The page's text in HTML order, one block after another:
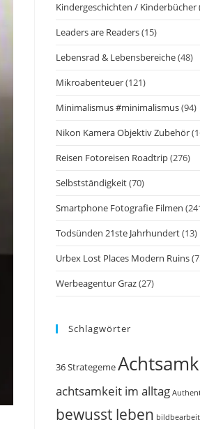
Kindergeschichten / Kinderbücher
Leaders are Readers(15)
Lebensrad & Lebensbereiche(48)
Mikroabenteuer(121)
Minimalismus #minimalismus(94)
Nikon Kamera Objektiv Zubehör
Reisen Fotoreisen Roadtrip(276)
Selbstständigkeit(70)
Smartphone Fotografie Filmen
Todsünden 21ste Jahrhundert(13)
Urbex Lost Places Modern Ruins
Werbeagentur Graz(27)
Schlagwörter
36 Strategeme
achtsamkeit im alltag
bewusst leben